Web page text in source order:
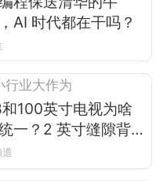
AI 时代都在干吗？
行业大作为
100英寸电视为啥
一？2 英寸缝隙背
行业故事